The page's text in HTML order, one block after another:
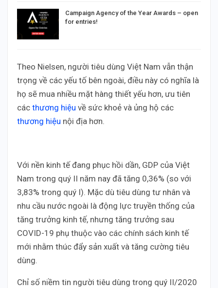
Campaign Agency of the Year Awards – open
for entries!
Theo Nielsen, người tiêu dùng Việt Nam vẫn thận
trọng về các yếu tố bên ngoài, điều này có nghĩa là
họ sẽ mua nhiều mặt hàng thiết yếu hơn, ưu tiên
các thương hiệu về sức khoẻ và ủng hộ các
thương hiệu nội địa hơn.
Với nền kinh tế đang phục hồi dần, GDP của Việt
Nam trong quý II năm nay đã tăng 0,36% (so với
3,83% trong quý I). Mặc dù tiêu dùng tư nhân và
nhu cầu nước ngoài là động lực truyền thống của
tăng trưởng kinh tế, nhưng tăng trưởng sau
COVID-19 phụ thuộc vào các chính sách kinh tế
mới nhằm thúc đẩy sản xuất và tăng cường tiêu
dùng.
Chỉ số niềm tin người tiêu dùng trong quý II/2020